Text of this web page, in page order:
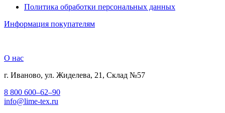
Политика обработки персональных данных
Информация покупателям
О нас
г. Иваново, ул. Жиделева, 21, Склад №57
8 800 600–62–90
info@lime-tex.ru